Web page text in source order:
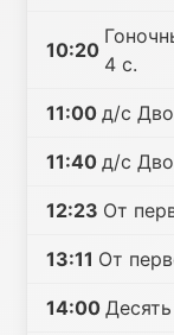
10:20
4 с.
11:00 д/с
11:40 д/с
12:23 От
13:11 От
14:00